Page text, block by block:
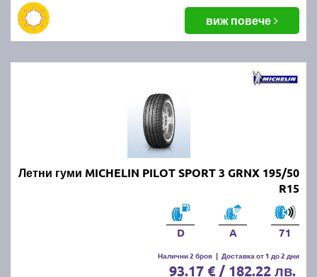
виж повече
Летни гуми MICHELIN PILOT SPORT 3 GRNX 195/50
R15
D A 71
Налични 2 броя | Доставка от 1 до 2 дни
93.17 € / 182.22 лв.